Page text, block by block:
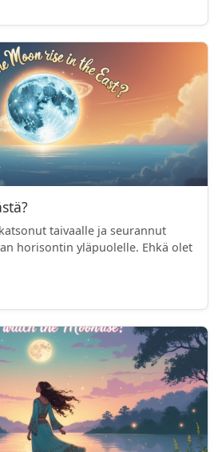
taivaalle ja seurannut
horisontin yläpuolelle. Ehkä olet